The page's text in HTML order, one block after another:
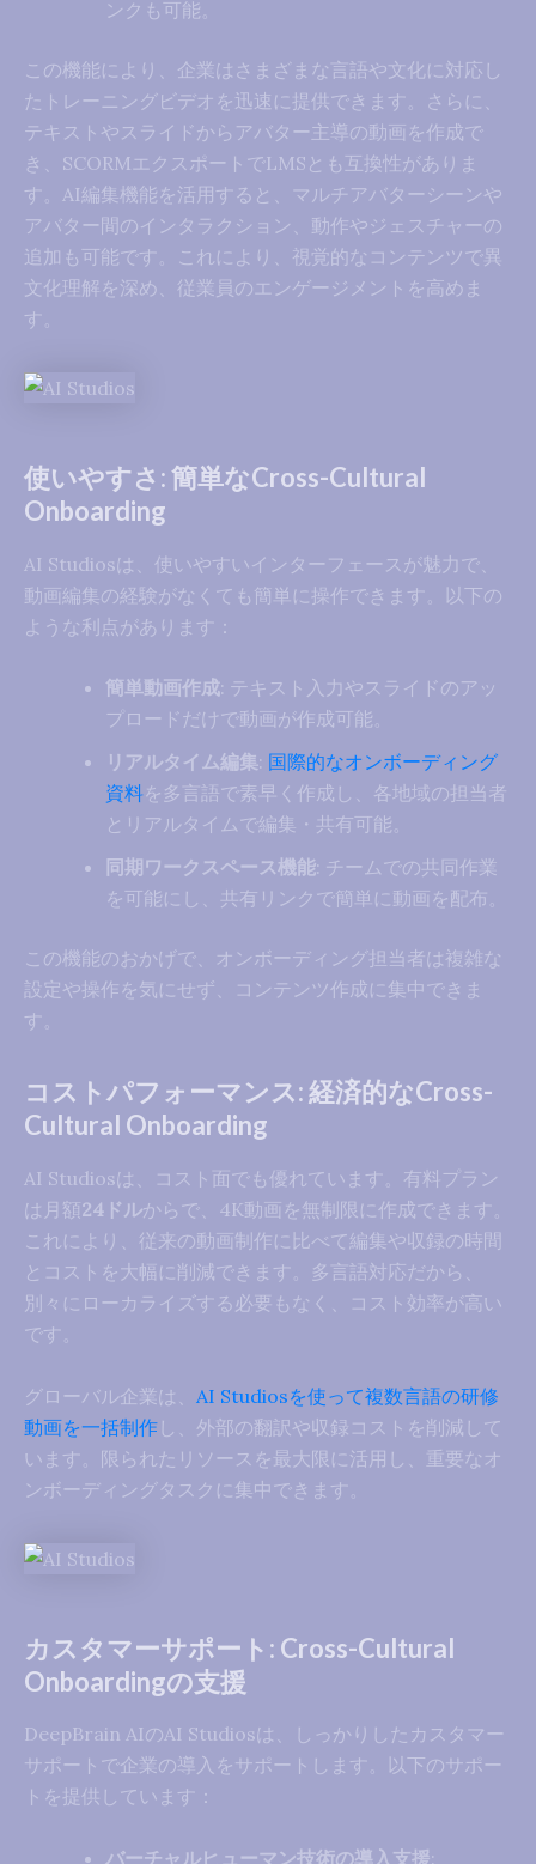
ンクも可能。
この機能により、企業はさまざまな言語や文化に対応し
たトレーニングビデオを迅速に提供できます。さらに、
テキストやスライドからアバター主導の動画を作成で
き、SCORMエクスポートでLMSとも互換性がありま
す。AI編集機能を活用すると、マルチアバターシーンや
アバター間のインタラクション、動作やジェスチャーの
追加も可能です。これにより、視覚的なコンテンツで異
文化理解を深め、従業員のエンゲージメントを高めま
す。
使いやすさ: 簡単なCross-Cultural
Onboarding
AI Studiosは、使いやすいインターフェースが魅力で、
動画編集の経験がなくても簡単に操作できます。以下の
ような利点があります：
簡単動画作成: テキスト入力やスライドのアッ
プロードだけで動画が作成可能。
リアルタイム編集: 国際的なオンボーディング
資料を多言語で素早く作成し、各地域の担当者
とリアルタイムで編集・共有可能。
同期ワークスペース機能: チームでの共同作業
を可能にし、共有リンクで簡単に動画を配布。
この機能のおかげで、オンボーディング担当者は複雑な
設定や操作を気にせず、コンテンツ作成に集中できま
す。
コストパフォーマンス: 経済的なCross-
Cultural Onboarding
AI Studiosは、コスト面でも優れています。有料プラン
は月額24ドルからで、4K動画を無制限に作成できます。
これにより、従来の動画制作に比べて編集や収録の時間
とコストを大幅に削減できます。多言語対応だから、
別々にローカライズする必要もなく、コスト効率が高い
です。
グローバル企業は、 AI Studiosを使って複数言語の研修
動画を一括制作 し、外部の翻訳や収録コストを削減して
います。限られたリソースを最大限に活用し、重要なオ
ンボーディングタスクに集中できます。
カスタマーサポート: Cross-Cultural
Onboardingの支援
DeepBrain AIのAI Studiosは、しっかりしたカスタマー
サポートで企業の導入をサポートします。以下のサポー
トを提供しています：
バーチャルヒューマン技術の導入支援: